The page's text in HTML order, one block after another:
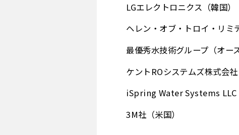
LGエレクトロニクス（韓国）
ヘレン・オブ・トロイ・リミ
最優秀水技術グループ（オー
ケントROシステムズ株式会社
iSpring Water Systems LLC
3M社（米国）